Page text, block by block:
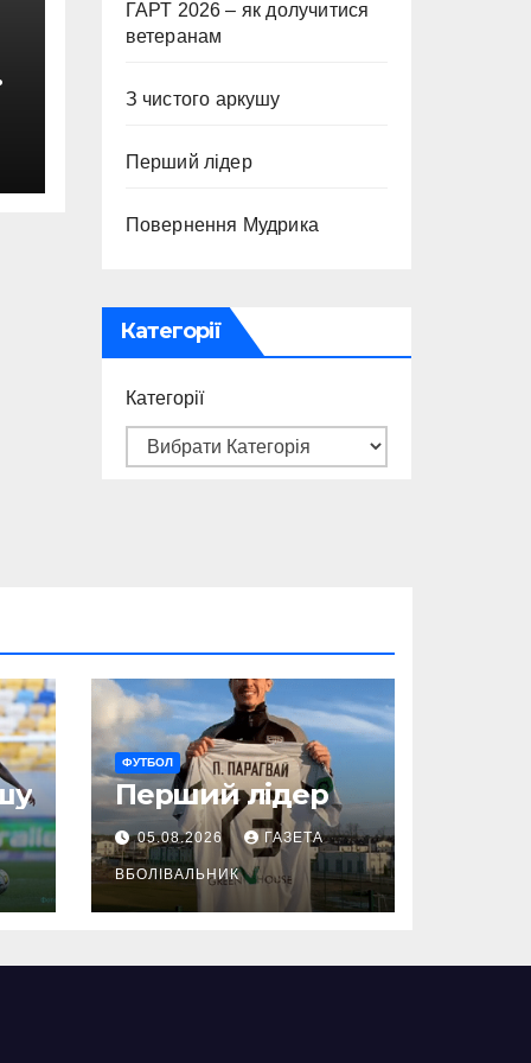
ГАРТ 2026 – як долучитися
ветеранам
З чистого аркушу
Перший лідер
Повернення Мудрика
Категорії
Категорії
ФУТБОЛ
Перший лідер
05.08.2026 ГАЗЕТА
ВБОЛІВАЛЬНИК